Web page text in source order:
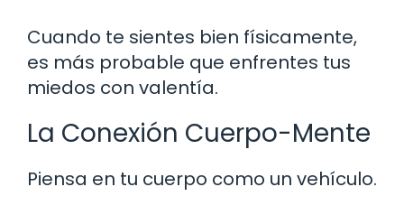
Cuando te sientes bien físicamente,
es más probable que enfrentes tus
miedos con valentía.
La Conexión Cuerpo-Mente
Piensa en tu cuerpo como un vehículo.